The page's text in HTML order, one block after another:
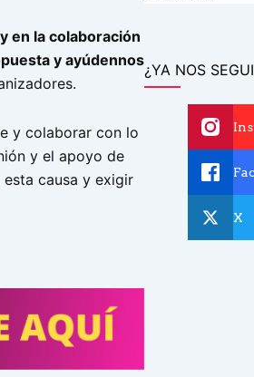
en la colaboración
y ayúdennos
y colaborar con lo
y el apoyo de
causa y exigir
¿YA NOS
X